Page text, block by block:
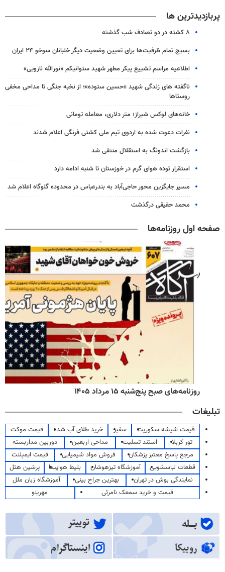
پربازدیدترین ها
۸ کشته در دو تصادف شب گذشته
بسیج تمام ظرفیت‌ها برای تعیین وضعیت دیگر خلبانان سوخو ۲۴ ایران
اطلاعیه مراسم تشییع پیکر مطهر شهید ستوانیکم «نورالله نارویی»
ناگفته های زندگی شهید «حسین ستوده»؛ از نخبه جنگی تا مداحی مخفی
روستاها
خانه‌های لوکس شیراز؛ متر دلاری، معامله تومانی
نفرات دعوت شده به اردوی تیم ملی کشتی فرنگی اعلام شدند
بازگشت اندونگ به استقلال منتفی شد
استقرار توده هوای گرم در خوزستان تا شنبه ادامه دارد
مسیر جایگزین محور حاجی‌آباد به بندرعباس در محدوده گلوگاه اعلام شد
محمد حقیقی درگذشت
صفحه اول روزنامه‌ها
روزنامه‌های صبح پنج‌شنبه ۱۵ مرداد ۱۴۰۵
تبلیغات
قیمت شیشه سکوریت سفیر خرید طلای آب شده
قیمت موکت
تور کربلا
استند تسلیت مداحی اربعین
دوربین مداربسته
مرجع پاسخ معتبر پزشکان
فروش مواد شیمیایی
قیمت ایمپلنت
قطعات لباسشویی
آموزشگاه تیزهوشان بلیط هواپیما
پرشین هتل
نمایندگی بوش در تهران
بهترین جراح بینی
آموزشگاه زبان ملل
قیمت و خرید سمعک نامرئی
مهرینو